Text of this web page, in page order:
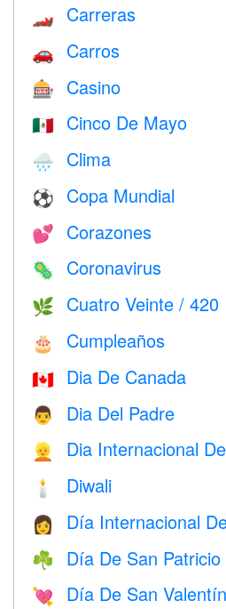
🏎 Carreras
🚗 Carros
🎰 Casino
🇲🇽 Cinco De Mayo
🌧 Clima
⚽ Copa Mundial
💕 Corazones
🦠 Coronavirus
🌿 Cuatro Veinte / 420
🎂 Cumpleaños
🇨🇦 Dia De Canada
👨 Dia Del Padre
👱 Dia Internacional
🕯 Diwali
👩 Día Internacional
☘️ Día De San Patricio
💘 Día De San Valentín